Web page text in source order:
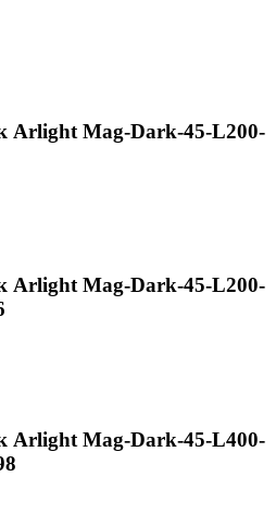
Arlight Mag-Dark-45-L200-
Arlight Mag-Dark-45-L200-
Arlight Mag-Dark-45-L400-